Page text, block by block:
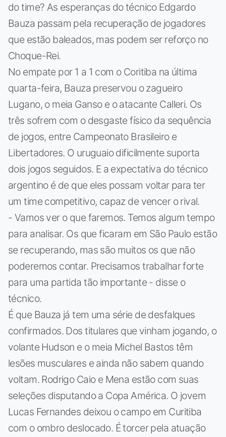
do time? As esperanças do técnico Edgardo
Bauza passam pela recuperação de jogadores
que estão baleados, mas podem ser reforço no
Choque-Rei.
No empate por 1 a 1 com o Coritiba na última
quarta-feira, Bauza preservou o zagueiro
Lugano, o meia Ganso e o atacante Calleri. Os
três sofrem com o desgaste físico da sequência
de jogos, entre Campeonato Brasileiro e
Libertadores. O uruguaio dificilmente suporta
dois jogos seguidos. E a expectativa do técnico
argentino é de que eles possam voltar para ter
um time competitivo, capaz de vencer o rival.
- Vamos ver o que faremos. Temos algum tempo
para analisar. Os que ficaram em São Paulo estão
se recuperando, mas são muitos os que não
poderemos contar. Precisamos trabalhar forte
para uma partida tão importante - disse o
técnico.
É que Bauza já tem uma série de desfalques
confirmados. Dos titulares que vinham jogando, o
volante Hudson e o meia Michel Bastos têm
lesões musculares e ainda não sabem quando
voltam. Rodrigo Caio e Mena estão com suas
seleções disputando a Copa América. O jovem
Lucas Fernandes deixou o campo em Curitiba
com o ombro deslocado. É torcer pela atuação